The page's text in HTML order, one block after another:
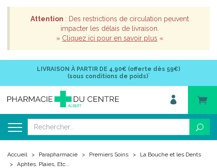
Attention : Des restrictions de circulation peuvent
impacter les délais de livraison.
» Cliquez ici pour en savoir plus «
LIVRAISON À PARTIR DE 4,90€ (offerte dès 59€)
(sous conditions de poids)*
Accueil Parapharmacie Premiers Soins
La Bouche et les Dents
Aphtes, Plaies, Etc...